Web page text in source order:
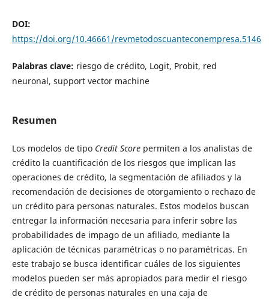
DOI:
https://doi.org/10.46661/revmetodoscuanteconempresa.5146
Palabras clave: riesgo de crédito, Logit, Probit, red
neuronal, support vector machine
Resumen
Los modelos de tipo Credit Scorepermiten a los analistas de
crédito la cuantificación de los riesgos que implican las
operaciones de crédito, la segmentación de afiliados y la
recomendación de decisiones de otorgamiento o rechazo de
un crédito para personas naturales. Estos modelos buscan
entregar la información necesaria para inferir sobre las
probabilidades de impago de un afiliado, mediante la
aplicación de técnicas paramétricas o no paramétricas. En
este trabajo se busca identificar cuáles de los siguientes
modelos pueden ser más apropiados para medir el riesgo
de crédito de personas naturales en una caja de